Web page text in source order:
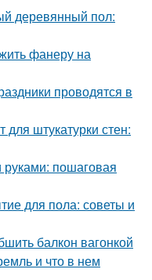
деревянный пол:
фанеру на
проводятся в
штукатурки стен:
руками: пошаговая
для пола: советы и
балкон вагонкой
и что в нем